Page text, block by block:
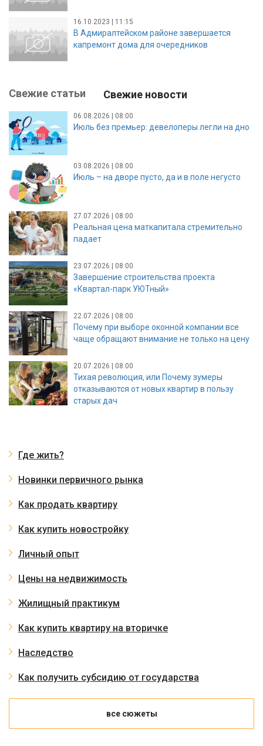
16.10.2023 | 11:15
В Адмиралтейском районе завершается
капремонт дома для очередников
Свежие статьи Свежие новости
06.08.2026 | 08:00
Июль без премьер: девелоперы легли на дно
03.08.2026 | 08:00
Июль – на дворе пусто, да и в поле негусто
27.07.2026 | 08:00
Реальная цена маткапитала стремительно
падает
23.07.2026 | 08:00
Завершение строительства проекта
«Квартал-парк УЮТный»
22.07.2026 | 08:00
Почему при выборе оконной компании все
чаще обращают внимание не только на цену
20.07.2026 | 08:00
Тихая революция, или Почему зумеры
отказываются от новых квартир в пользу
старых дач
Где жить?
Новинки первичного рынка
Как продать квартиру
Как купить новостройку
Личный опыт
Цены на недвижимость
Жилищный практикум
Как купить квартиру на вторичке
Наследство
Как получить субсидию от государства
все сюжеты